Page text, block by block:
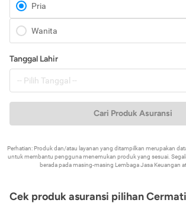
Pria
Wanita
Tanggal Lahir
Cari Produk Asuransi
Perhatian: Produk dan/atau layanan yang ditampilkan merupakan
untuk membantu pengguna menemukan produk yang sesuai.
berada pada masing-masing Lembaga Jasa Keuangan
Cek produk asuransi pilihan Cermati